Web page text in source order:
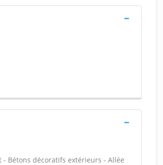
- Bétons décoratifs extérieurs - Allée